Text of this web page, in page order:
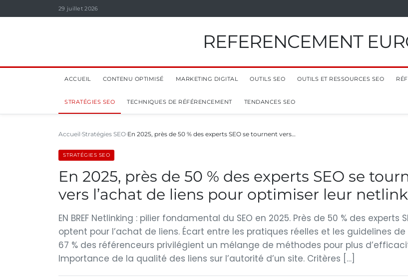
29 juillet 2026
REFERENCEMENT
ACCUEIL CONTENU OPTIMISÉ MARKETING DIGITAL OUTILS SEO OUTILS ET RESSOURCES SEO
STRATÉGIES SEO TECHNIQUES DE RÉFÉRENCEMENT TENDANCES SEO
Accueil Stratégies SEO En 2025, près de 50 % des experts SEO se tournent vers…
STRATÉGIES SEO
En 2025, près de 50 % des experts SEO se
vers l’achat de liens pour optimiser leur
EN BREF Netlinking : pilier fondamental du SEO en 2025. Près de 50 % des experts
optent pour l’achat de liens. Écart entre les pratiques réelles et les guidelines de
67 % des référenceurs privilégient un mélange de méthodes pour plus
Importance de la qualité des liens sur l’autorité d’un site. Critères […]